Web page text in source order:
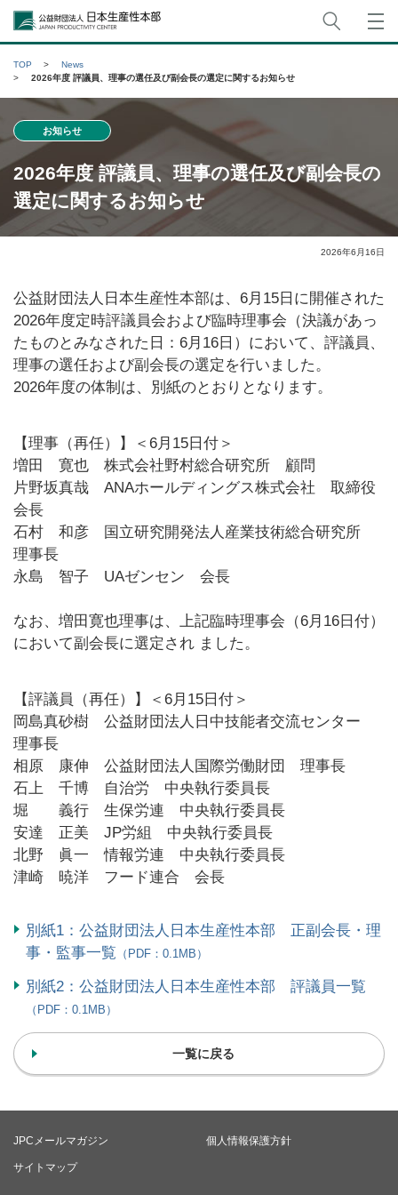
公益財団法人日本生産性本部
TOP
News
2026年度 評議員、理事の選任及び副会長の選定に関するお知らせ
お知らせ
2026年度 評議員、理事の選任及び副会長の
選定に関するお知らせ
2026年6月16日
公益財団法人日本生産性本部は、6月15日に開催された
2026年度定時評議員会および臨時理事会（決議があっ
たものとみなされた日：6月16日）において、評議員、
理事の選任および副会長の選定を行いました。
2026年度の体制は、別紙のとおりとなります。
【理事（再任）】＜6月15日付＞
増田 寛也 株式会社野村総合研究所 顧問
片野坂真哉 ANAホールディングス株式会社 取締役
会長
石村 和彦 国立研究開発法人産業技術総合研究所
理事長
永島 智子 UAゼンセン 会長
なお、増田寛也理事は、上記臨時理事会（6月16日付）
において副会長に選定され ました。
【評議員（再任）】＜6月15日付＞
岡島真砂樹 公益財団法人日中技能者交流センター
理事長
相原 康伸 公益財団法人国際労働財団 理事長
石上 千博 自治労 中央執行委員長
堀 義行 生保労連 中央執行委員長
安達 正美 JP労組 中央執行委員長
北野 眞一 情報労連 中央執行委員長
津崎 暁洋 フード連合 会長
別紙1：公益財団法人日本生産性本部 正副会長・理
事・監事一覧 （PDF：0.1MB）
別紙2：公益財団法人日本生産性本部 評議員一覧
（PDF：0.1MB）
一覧に戻る
JPCメールマガジン 個人情報保護方針
サイトマップ